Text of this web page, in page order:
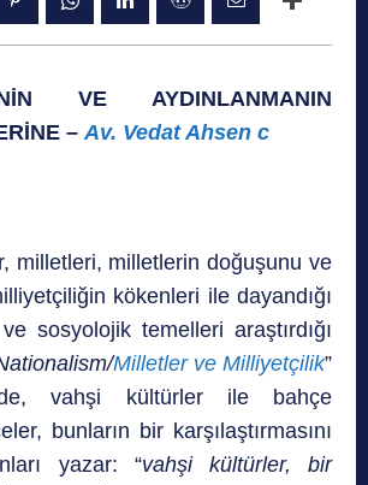
VE AYDINLANMANIN
–Av. Vedat Ahsen c
milletleri, milletlerin doğuşunu ve
kökenleri ile dayan­dığı
sosyolojik temelleri araştırdığı
Milletler ve Milliyetçilik”
vahşi kültürler ile bahçe
bunların bir karşılaştırmasını
yazar: “vahşi kültürler, bir